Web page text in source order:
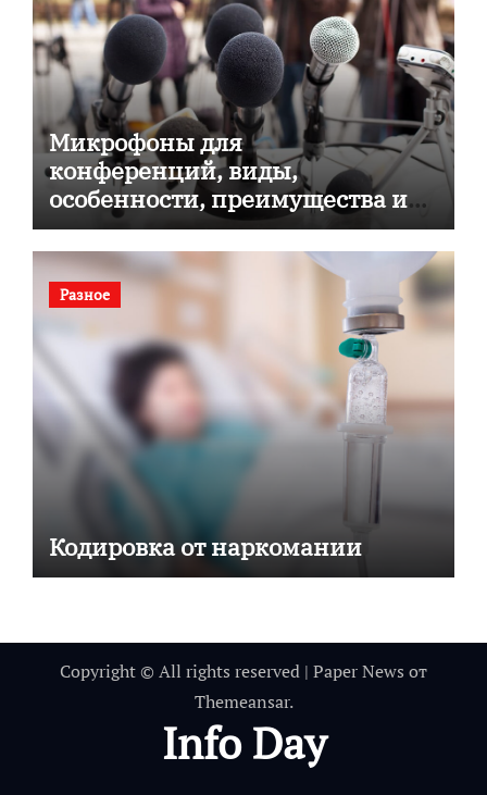
Микрофоны для
конференций, виды,
особенности, преимущества и
советы по выбору
Разное
Кодировка от наркомании
Copyright © All rights reserved | Paper News от
Themeansar.
Info Day